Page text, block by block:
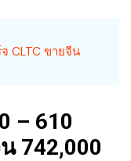
CLTC ขายจีน
– 610
742,000